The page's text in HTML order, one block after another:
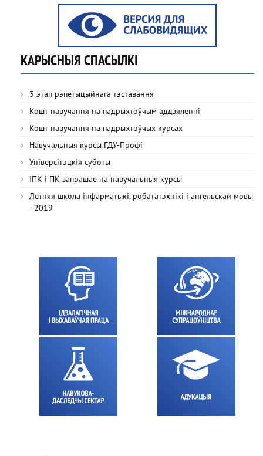
КАРЫСНЫЯ СПАСЫЛКІ
3 этап рэпетыцыйнага тэставання
Кошт навучання на падрыхтоўчым аддзяленні
Кошт навучання на падрыхтоўчых курсах
Навучальныя курсы ГДУ-Профі
Універсітэцкія суботы
ІПК і ПК запрашае на навучальныя курсы
Летняя школа інфарматыкі, робататэхнікі і ангельскай мовы
- 2019